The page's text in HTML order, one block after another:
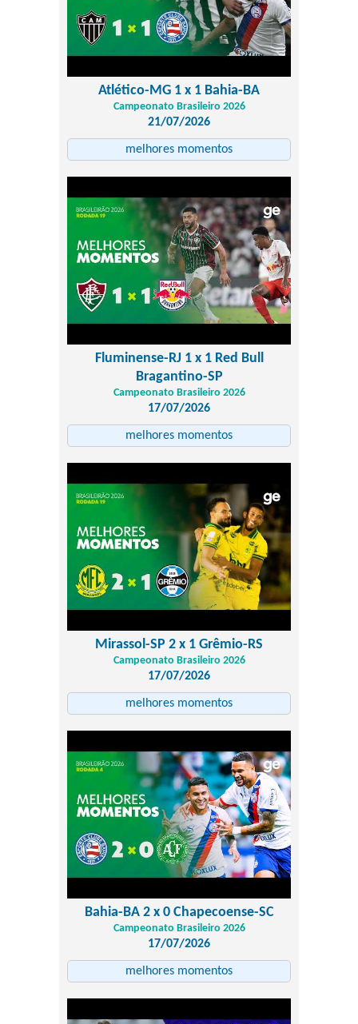
Atlético-MG 1 x 1 Bahia-BA
Campeonato Brasileiro 2026
21/07/2026
melhores momentos
Fluminense-RJ 1 x 1 Red Bull
Bragantino-SP
Campeonato Brasileiro 2026
17/07/2026
melhores momentos
Mirassol-SP 2 x 1 Grêmio-RS
Campeonato Brasileiro 2026
17/07/2026
melhores momentos
Bahia-BA 2 x 0 Chapecoense-SC
Campeonato Brasileiro 2026
17/07/2026
melhores momentos